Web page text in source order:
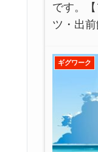
です。
ツ・出
ギグワーク